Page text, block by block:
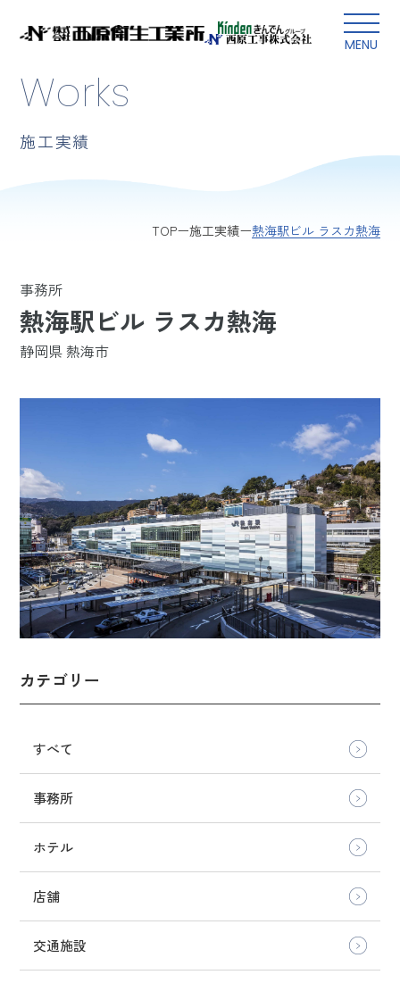
MENU
本文にスキップ
Works
施工実績
TOP 施工実績 熱海駅ビル ラスカ熱海
事務所
熱海駅ビル ラスカ熱海
静岡県 熱海市
カテゴリー
すべて
事務所
ホテル
店舗
交通施設